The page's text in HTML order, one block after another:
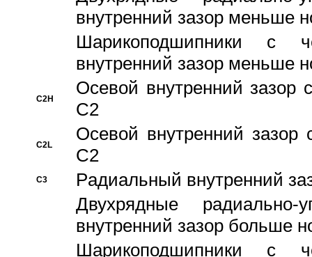
внутренний зазор меньше
Шарикоподшипники с
внутренний зазор меньше
C2H
Осевой внутренний зазор
C2
C2L
Осевой внутренний зазор
C2
C3
Pадиальный внутренний
Двухрядные радиально-
внутренний зазор больше
Шарикоподшипники с